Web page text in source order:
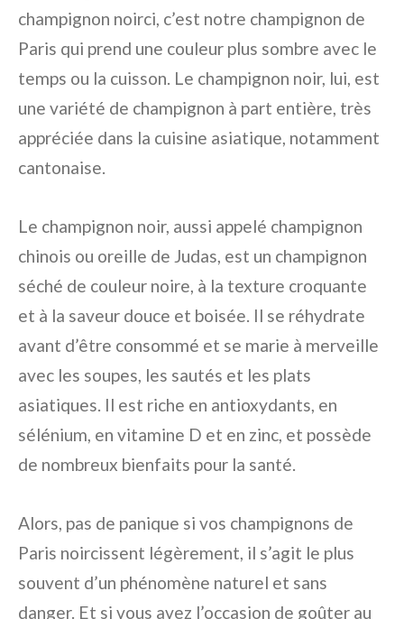
champignon noirci, c’est notre champignon de
Paris qui prend une couleur plus sombre avec le
temps ou la cuisson. Le champignon noir, lui, est
une variété de champignon à part entière, très
appréciée dans la cuisine asiatique, notamment
cantonaise.
Le champignon noir, aussi appelé champignon
chinois ou oreille de Judas, est un champignon
séché de couleur noire, à la texture croquante
et à la saveur douce et boisée. Il se réhydrate
avant d’être consommé et se marie à merveille
avec les soupes, les sautés et les plats
asiatiques. Il est riche en antioxydants, en
sélénium, en vitamine D et en zinc, et possède
de nombreux bienfaits pour la santé.
Alors, pas de panique si vos champignons de
Paris noircissent légèrement, il s’agit le plus
souvent d’un phénomène naturel et sans
danger. Et si vous avez l’occasion de goûter au